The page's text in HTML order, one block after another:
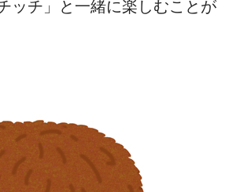
ッチ」と一緒に楽しむことが